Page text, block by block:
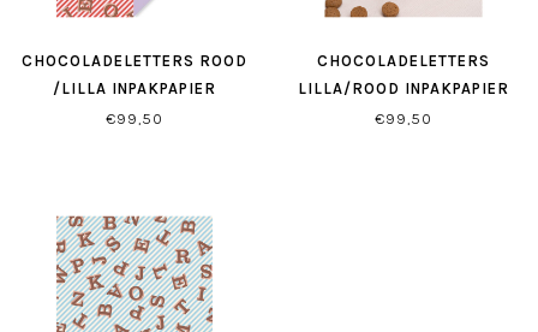
CHOCOLADELETTERS ROOD
/LILLA INPAKPAPIER
€99,50
CHOCOLADELETTERS
LILLA/ROOD INPAKPAPIER
€99,50